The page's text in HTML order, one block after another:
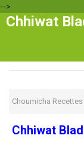
-->
Chhiwat
Choumicha Recettes
Chhiwat